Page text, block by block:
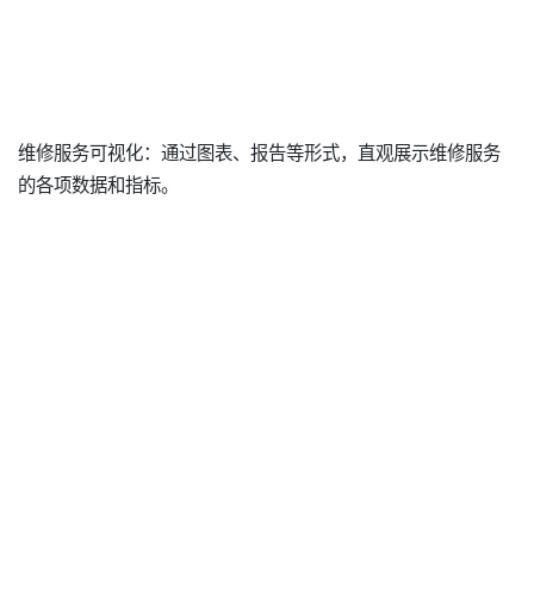
维修服务可视化：通过图表、报告等形式，直观展示维修服务
的各项数据和指标。